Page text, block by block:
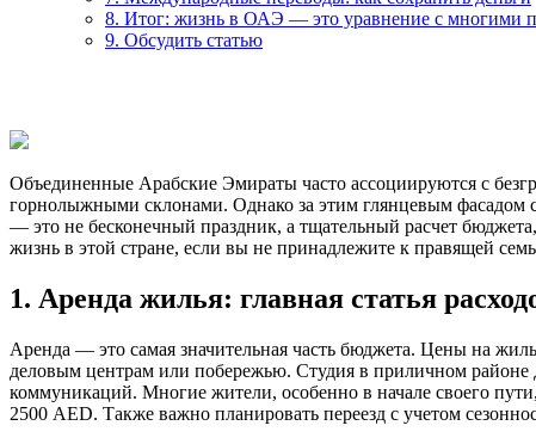
8. Итог: жизнь в ОАЭ — это уравнение с многими
9. Обсудить статью
Объединенные Арабские Эмираты часто ассоциируются с
горнолыжными склонами. Однако за этим глянцевым фасадом
— это не бесконечный праздник, а тщательный расчет
жизнь в этой стране, если вы не принадлежите к правящей
1. Аренда жилья: главная статья
Аренда — это самая значительная часть бюджета. Цены на
деловым центрам или побережью. Студия в приличном районе
коммуникаций. Многие жители, особенно в начале своего
2500 AED. Также важно планировать переезд с учетом